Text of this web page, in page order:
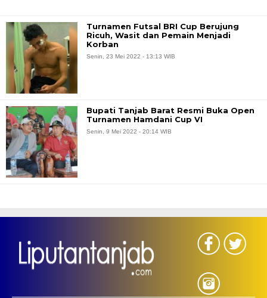
Turnamen Futsal BRI Cup Berujung
Ricuh, Wasit dan Pemain Menjadi
Korban
Senin, 23 Mei 2022 - 13:13 WIB
Bupati Tanjab Barat Resmi Buka Open
Turnamen Hamdani Cup VI
Senin, 9 Mei 2022 - 20:14 WIB